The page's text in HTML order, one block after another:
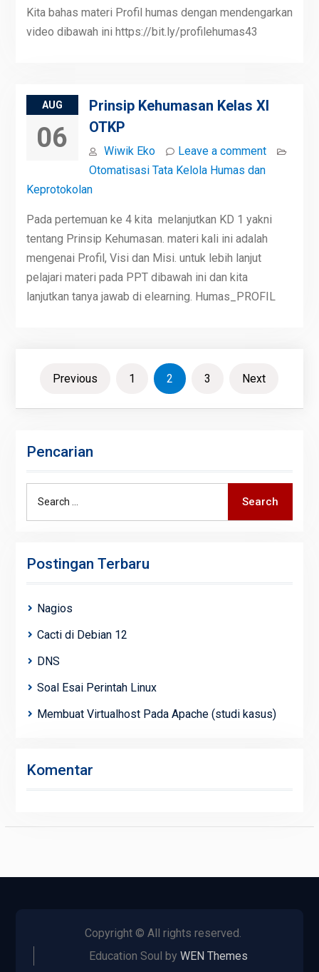
Kita bahas materi Profil humas dengan mendengarkan
video dibawah ini https://bit.ly/profilehumas43
AUG
06
Prinsip Kehumasan Kelas XI
OTKP
Wiwik Eko
Leave a comment
Otomatisasi Tata Kelola Humas dan
Keprotokolan
Pada pertemuan ke 4 kita melanjutkan KD 1 yakni
tentang Prinsip Kehumasan. materi kali ini adalah
mengenai Profil, Visi dan Misi. untuk lebih lanjut
pelajari materi pada PPT dibawah ini dan kita
lanjutkan tanya jawab di elearning. Humas_PROFIL
Posts
Previous 1 2 3 Next
Pencarian
Search
Postingan Terbaru
Nagios
Cacti di Debian 12
DNS
Soal Esai Perintah Linux
Membuat Virtualhost Pada Apache (studi kasus)
Komentar
Copyright © All rights reserved.
Education Soul byWEN Themes